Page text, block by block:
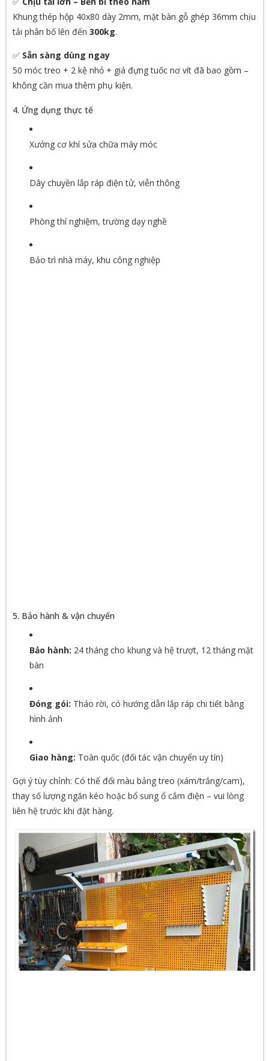
Khung thép hộp 40x80 dày 2mm, mặt bàn gỗ ghép 36mm chịu
tải phân bố lên đến 300kg.
✅ Sẵn sàng dùng ngay
50 móc treo + 2 kệ nhỏ + giá đựng tuốc nơ vít đã bao gồm –
không cần mua thêm phụ kiện.
4. Ứng dụng thực tế
Xưởng cơ khí sửa chữa máy móc
Dây chuyền lắp ráp điện tử, viễn thông
Phòng thí nghiệm, trường dạy nghề
Bảo trì nhà máy, khu công nghiệp
5. Bảo hành & vận chuyển
Bảo hành: 24 tháng cho khung và hệ trượt, 12 tháng mặt
bàn
Đóng gói: Tháo rời, có hướng dẫn lắp ráp chi tiết bằng
hình ảnh
Giao hàng: Toàn quốc (đối tác vận chuyển uy tín)
Gợi ý tùy chỉnh: Có thể đổi màu bảng treo (xám/trắng/cam),
thay số lượng ngăn kéo hoặc bổ sung ổ cắm điện – vui lòng
liên hệ trước khi đặt hàng.